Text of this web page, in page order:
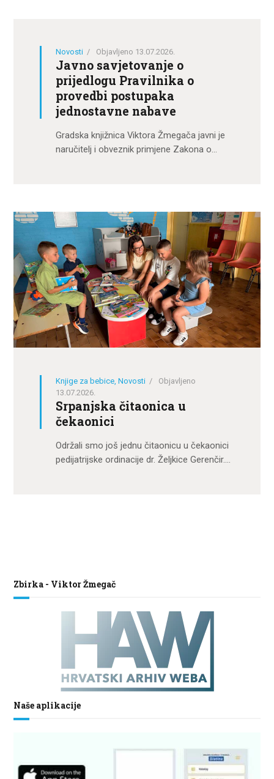
Novosti Objavljeno 13.07.2026.
Javno savjetovanje o
prijedlogu Pravilnika o
provedbi postupaka
jednostavne nabave
Gradska knjižnica Viktora Žmegača javni je
naručitelj i obveznik primjene Zakona o…
Knjige za bebice, Novosti
Objavljeno
13.07.2026.
Srpanjska čitaonica u
čekaonici
Održali smo još jednu čitaonicu u čekaonici
pedijatrijske ordinacije dr. Željkice Gerenčir.…
Zbirka - Viktor Žmegač
Naše aplikacije